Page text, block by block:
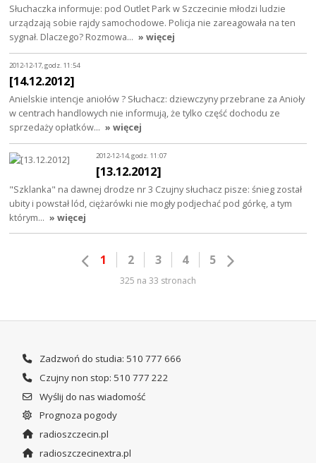
Słuchaczka informuje: pod Outlet Park w Szczecinie młodzi ludzie
urządzają sobie rajdy samochodowe. Policja nie zareagowała na ten
sygnał. Dlaczego? Rozmowa… » więcej
2012-12-17, godz. 11:54
[14.12.2012]
Anielskie intencje aniołów ? Słuchacz: dziewczyny przebrane za Anioły
w centrach handlowych nie informują, że tylko część dochodu ze
sprzedaży opłatków… » więcej
2012-12-14, godz. 11:07
[13.12.2012]
"Szklanka" na dawnej drodze nr 3 Czujny słuchacz pisze: śnieg został
ubity i powstał lód, ciężarówki nie mogły podjechać pod górkę, a tym
którym… » więcej
1 2 3 4 5
325 na 33 stronach
Zadzwoń do studia: 510 777 666
Czujny non stop: 510 777 222
Wyślij do nas wiadomość
Prognoza pogody
radioszczecin.pl
radioszczecinextra.pl